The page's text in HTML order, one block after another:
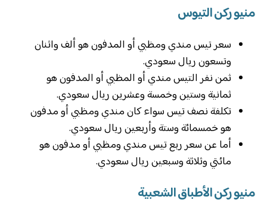
منيو ركن التيوس
سعر تيس مندي ومظبي أو المدفون هو ألف واثنان
وتسعون ريال سعودي.
ثمن نفر التيس مندي أو المظبي أو المدفون هو
ثمانية وستين وخمسة وعشرين ريال سعودي.
تكلفة نصف تيس سواء كان مندي ومظبي أو مدفون
هو خمسمائة وستة وأربعين ريال سعودي.
أما عن سعر ربع تيس مندي ومظبي أو مدفون هو
مائتي وثلاثة وسبعين ريال سعودي.
منيو ركن الأطباق الشعبية